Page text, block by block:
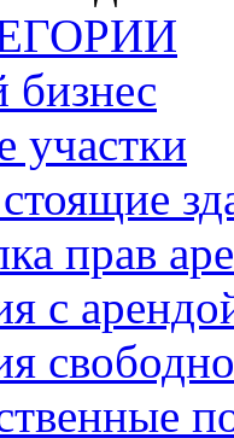
участки
прав
с